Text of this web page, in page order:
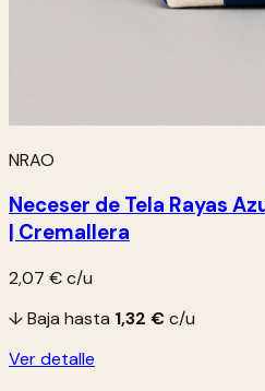
NRAO
Neceser de Tela Rayas
| Cremallera
2,07 €c/u
↓ Baja hasta 1,32 €c/u
Ver detalle